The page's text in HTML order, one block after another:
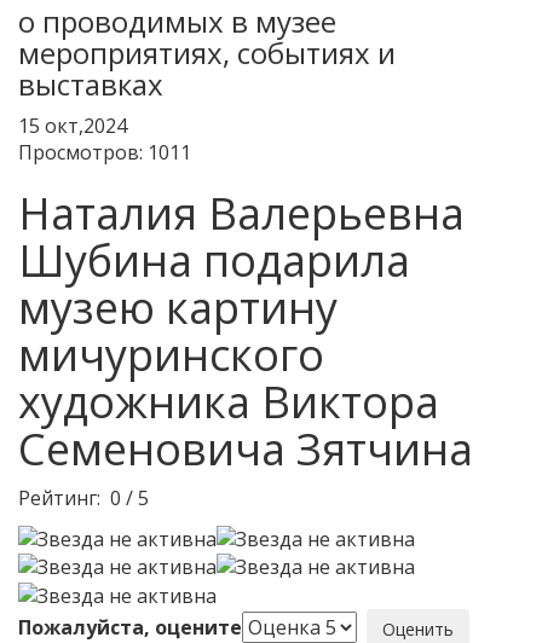
о проводимых в музее
мероприятиях, событиях и
выставках
15 окт,2024
Просмотров: 1011
Наталия Валерьевна
Шубина подарила
музею картину
мичуринского
художника Виктора
Семеновича Зятчина
Рейтинг: 0 /5
Пожалуйста, оцените